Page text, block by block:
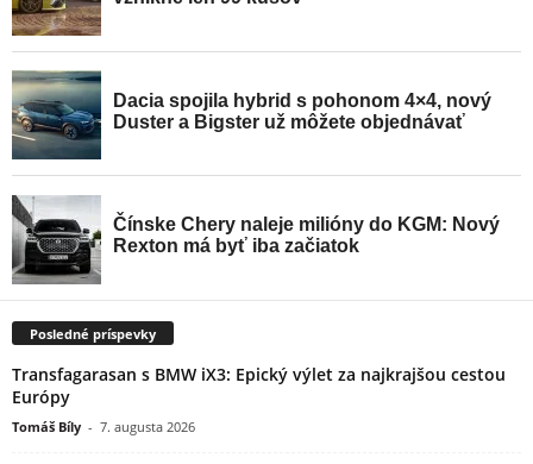
Posledné príspevky
Transfagarasan s BMW iX3: Epický výlet za najkrajšou cestou
Európy
Tomáš Bíly - 7. augusta 2026